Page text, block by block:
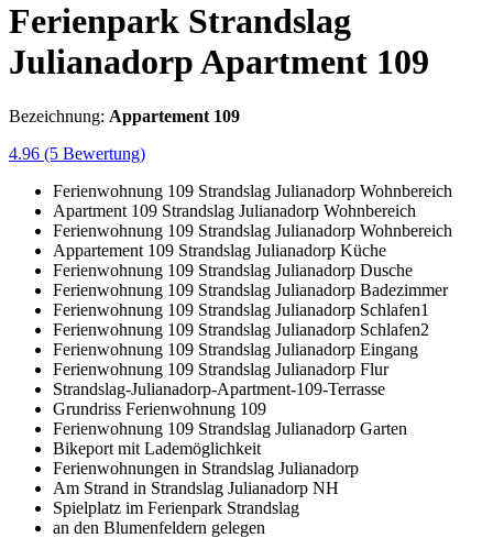
Ferienpark Strandslag
Julianadorp Apartment 109
Bezeichnung: Appartement 109
4.96 (5 Bewertung)
Ferienwohnung 109 Strandslag Julianadorp Wohnbereich
Apartment 109 Strandslag Julianadorp Wohnbereich
Ferienwohnung 109 Strandslag Julianadorp Wohnbereich
Appartement 109 Strandslag Julianadorp Küche
Ferienwohnung 109 Strandslag Julianadorp Dusche
Ferienwohnung 109 Strandslag Julianadorp Badezimmer
Ferienwohnung 109 Strandslag Julianadorp Schlafen1
Ferienwohnung 109 Strandslag Julianadorp Schlafen2
Ferienwohnung 109 Strandslag Julianadorp Eingang
Ferienwohnung 109 Strandslag Julianadorp Flur
Strandslag-Julianadorp-Apartment-109-Terrasse
Grundriss Ferienwohnung 109
Ferienwohnung 109 Strandslag Julianadorp Garten
Bikeport mit Lademöglichkeit
Ferienwohnungen in Strandslag Julianadorp
Am Strand in Strandslag Julianadorp NH
Spielplatz im Ferienpark Strandslag
an den Blumenfeldern gelegen